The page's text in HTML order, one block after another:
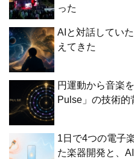
った
AIと対話してい
えてきた
円運動から音楽
Pulse」の技術的
1日で4つの電子
た楽器開発と、